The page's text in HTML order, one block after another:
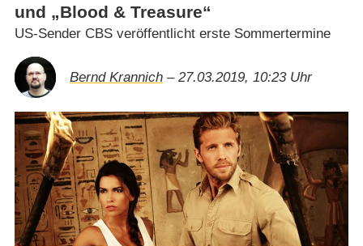
und „Blood & Treasure“
US-Sender CBS veröffentlicht erste Sommertermine
Bernd Krannich– 27.03.2019, 10:23 Uhr